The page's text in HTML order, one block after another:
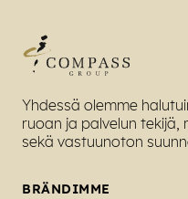
Yhdessä olemme
ruoan ja palvelun tekijä,
sekä vastuunoton
BRÄNDIMME